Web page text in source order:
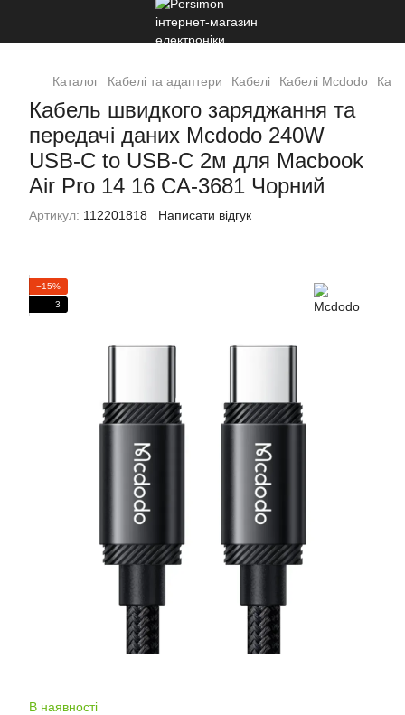
Каталог Кабелі та адаптери Кабелі Кабелі Mcdodo
Кабель швидкого заряджання та
передачі даних Mcdodo 240W
USB-C to USB-C 2м для Macbook
Air Pro 14 16 CA-3681 Чорний
Артикул: 112201818 Написати відгук
−15%
3
В наявності